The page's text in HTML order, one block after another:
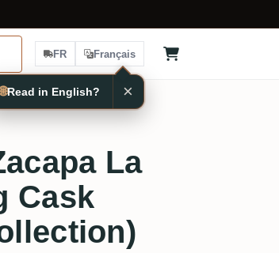
FR Français
La
Cask
🌐Read in English? ×